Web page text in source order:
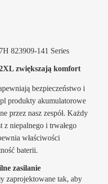
823909-141 Series
zwiększają komfort
bezpieczeństwo i
produkty akumulatorowe
przez nasz zespół. Każdy
z niepalnego i trwałego
właściwości
baterii.
zasilanie
zaprojektowane tak, aby